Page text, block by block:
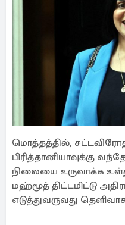
மொத்தத்தில்,
பிரித்தானியாவுக்கு
நிலையை உருவாக்க
மஹ்மூத் திட்டமிட்டு
எடுத்துவருவது